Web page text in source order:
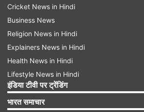
Cricket News in Hindi
Business News
Religion News in Hindi
Explainers News in Hindi
Health News in Hindi
Lifestyle News in Hindi
इंडिया टीवी पर ट्रेंडिंग
भारत समाचार